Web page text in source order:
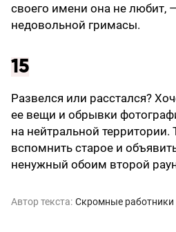
своего имени она не любит,
недовольной гримасы.
15
Развелся или расстался?
ее вещи и обрывки
на нейтральной территории.
вспомнить старое и
ненужный обоим второй
Автор текста: Скромные работники